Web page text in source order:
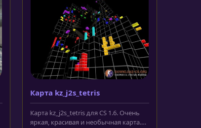
Карта kz_j2s_tetris
Карта kz_j2s_tetris для CS 1.6. Очень
яркая, красивая и необычная карта.